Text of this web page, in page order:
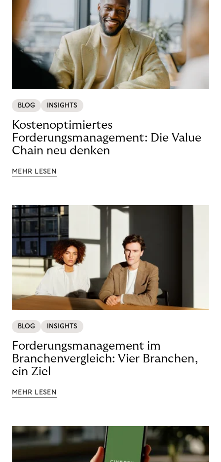
BLOG INSIGHTS
Kostenoptimiertes
Forderungsmanagement: Die Value
Chain neu denken
MEHR LESEN
BLOG INSIGHTS
Forderungsmanagement im
Branchenvergleich: Vier Branchen,
ein Ziel
MEHR LESEN